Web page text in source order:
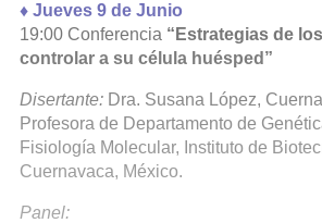
♦ Jueves 9 de Junio
19:00 Conferencia “Estrategias de
controlar a su célula huésped”
Disertante: Dra. Susana López,
Profesora de Departamento de
Fisiología Molecular, Instituto de
Cuernavaca, México.
Panel: